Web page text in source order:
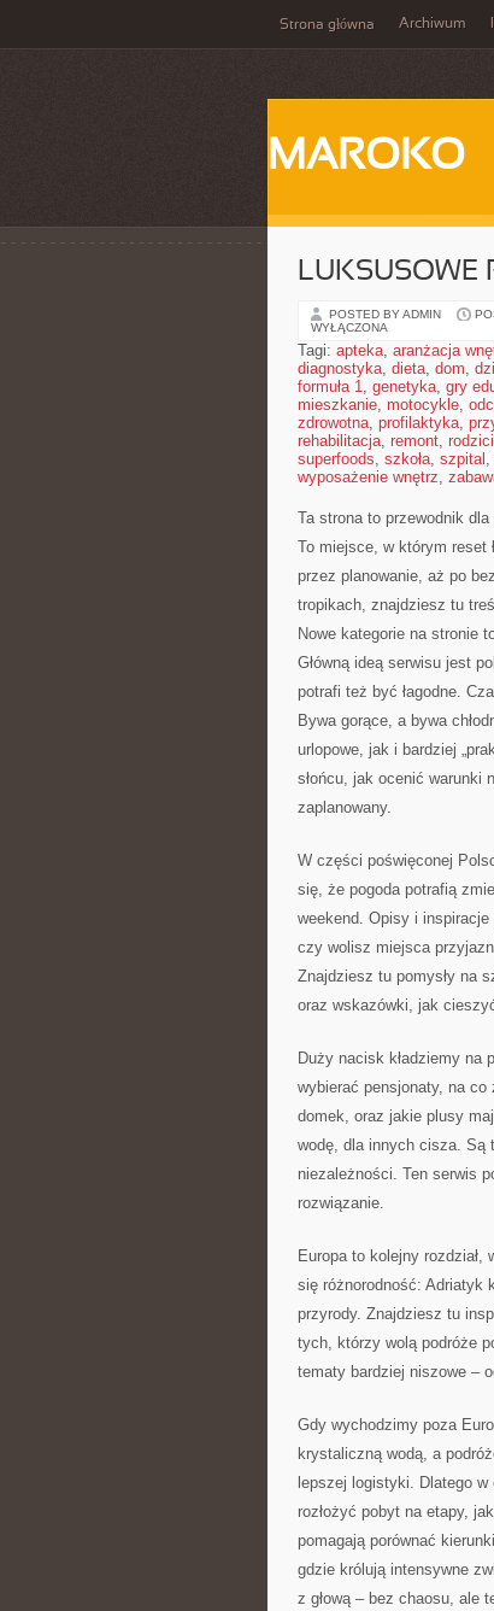
Strona główna Archiwum
MAROKO
LUKSUSOWE
POSTED BY ADMIN
WYŁĄCZONA
Tagi: apteka, aranżacja
diagnostyka, dieta, dom,
formuła 1, genetyka, gry
mieszkanie, motocykle,
zdrowotna, profilaktyka,
rehabilitacja, remont,
superfoods, szkoła, szpital ,
wyposażenie wnętrz,
Ta strona to przewodnik
To miejsce, w którym reset
przez planowanie, aż po
tropikach, znajdziesz tu
Nowe kategorie na stronie
Główną ideą serwisu jest
potrafi też być łagodne.
Bywa gorące, a bywa
urlopowe, jak i bardziej
słońcu, jak ocenić warunki
zaplanowany.
W części poświęconej
się, że pogoda potrafią
weekend. Opisy i
czy wolisz miejsca
Znajdziesz tu pomysły na
oraz wskazówki, jak
Duży nacisk kładziemy na
wybierać pensjonaty, na
domek, oraz jakie plusy
wodę, dla innych cisza. Są
niezależności. Ten serwis
rozwiązanie.
Europa to kolejny
się różnorodność: Adriatyk
przyrody. Znajdziesz tu
tych, którzy wolą podróże
tematy bardziej niszowe –
Gdy wychodzimy poza
krystaliczną wodą, a
lepszej logistyki. Dlatego
rozłożyć pobyt na etapy,
pomagają porównać
gdzie królują intensywne
z głową – bez chaosu, ale